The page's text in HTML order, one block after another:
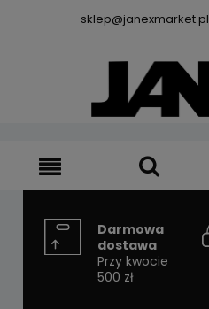
sklep@janexmarket.pl
Darmowa
dostawa
Przy kwocie
500 zł